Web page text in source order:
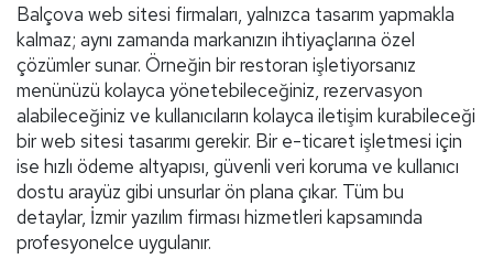
Balçova web sitesi firmaları, yalnızca tasarım yapmakla
kalmaz; aynı zamanda markanızın ihtiyaçlarına özel
çözümler sunar. Örneğin bir restoran işletiyorsanız
menünüzü kolayca yönetebileceğiniz, rezervasyon
alabileceğiniz ve kullanıcıların kolayca iletişim kurabileceği
bir web sitesi tasarımı gerekir. Bir e-ticaret işletmesi için
ise hızlı ödeme altyapısı, güvenli veri koruma ve kullanıcı
dostu arayüz gibi unsurlar ön plana çıkar. Tüm bu
detaylar, İzmir yazılım firması hizmetleri kapsamında
profesyonelce uygulanır.